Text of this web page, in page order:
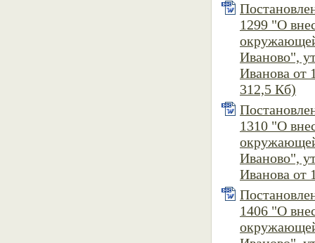
1299 "О
Иваново",
Иванова от
312,5 Кб)
1310 "О
Иваново",
Иванова от
1406 "О